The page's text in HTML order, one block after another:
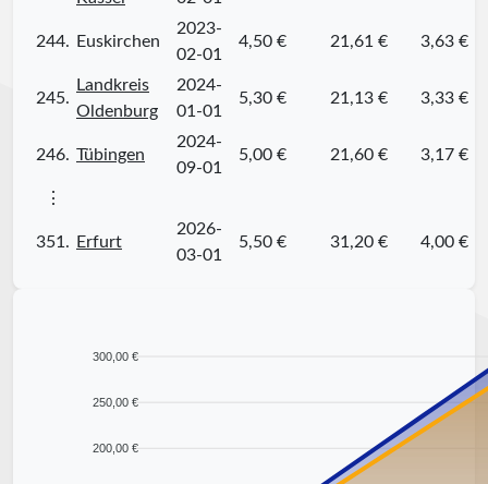
244. Euskirchen
2023-
02-01
4,50 € 21,61 € 3,63 €
245.
Landkreis
Oldenburg
2024-
01-01
5,30 € 21,13 € 3,33 €
246. Tübingen
2024-
09-01
5,00 € 21,60 € 3,17 €
⋮
351. Erfurt
2026-
03-01
5,50 € 31,20 € 4,00 €
300,00 €
250,00 €
200,00 €